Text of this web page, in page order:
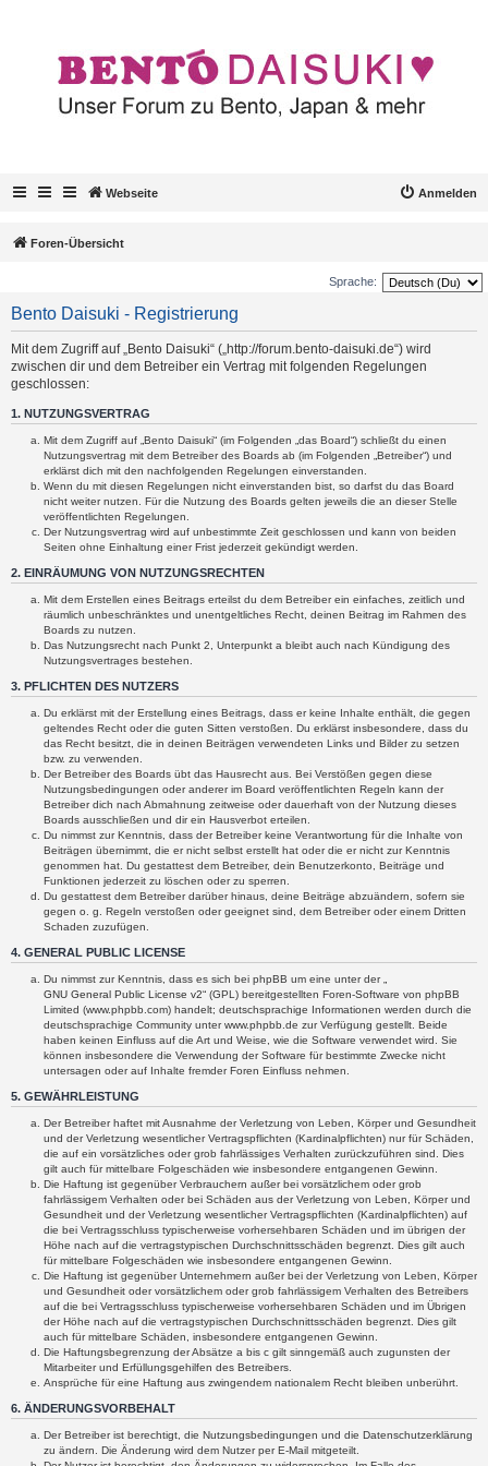
Webseite Anmelden
Foren-Übersicht
Sprache:
Bento Daisuki - Registrierung
Mit dem Zugriff auf „Bento Daisuki“ („http://forum.bento-daisuki.de“) wird
zwischen dir und dem Betreiber ein Vertrag mit folgenden Regelungen
geschlossen:
1. NUTZUNGSVERTRAG
Mit dem Zugriff auf „Bento Daisuki“ (im Folgenden „das Board“) schließt du einen
Nutzungsvertrag mit dem Betreiber des Boards ab (im Folgenden „Betreiber“) und
erklärst dich mit den nachfolgenden Regelungen einverstanden.
Wenn du mit diesen Regelungen nicht einverstanden bist, so darfst du das Board
nicht weiter nutzen. Für die Nutzung des Boards gelten jeweils die an dieser Stelle
veröffentlichten Regelungen.
Der Nutzungsvertrag wird auf unbestimmte Zeit geschlossen und kann von beiden
Seiten ohne Einhaltung einer Frist jederzeit gekündigt werden.
2. EINRÄUMUNG VON NUTZUNGSRECHTEN
Mit dem Erstellen eines Beitrags erteilst du dem Betreiber ein einfaches, zeitlich und
räumlich unbeschränktes und unentgeltliches Recht, deinen Beitrag im Rahmen des
Boards zu nutzen.
Das Nutzungsrecht nach Punkt 2, Unterpunkt a bleibt auch nach Kündigung des
Nutzungsvertrages bestehen.
3. PFLICHTEN DES NUTZERS
Du erklärst mit der Erstellung eines Beitrags, dass er keine Inhalte enthält, die gegen
geltendes Recht oder die guten Sitten verstoßen. Du erklärst insbesondere, dass du
das Recht besitzt, die in deinen Beiträgen verwendeten Links und Bilder zu setzen
bzw. zu verwenden.
Der Betreiber des Boards übt das Hausrecht aus. Bei Verstößen gegen diese
Nutzungsbedingungen oder anderer im Board veröffentlichten Regeln kann der
Betreiber dich nach Abmahnung zeitweise oder dauerhaft von der Nutzung dieses
Boards ausschließen und dir ein Hausverbot erteilen.
Du nimmst zur Kenntnis, dass der Betreiber keine Verantwortung für die Inhalte von
Beiträgen übernimmt, die er nicht selbst erstellt hat oder die er nicht zur Kenntnis
genommen hat. Du gestattest dem Betreiber, dein Benutzerkonto, Beiträge und
Funktionen jederzeit zu löschen oder zu sperren.
Du gestattest dem Betreiber darüber hinaus, deine Beiträge abzuändern, sofern sie
gegen o. g. Regeln verstoßen oder geeignet sind, dem Betreiber oder einem Dritten
Schaden zuzufügen.
4. GENERAL PUBLIC LICENSE
Du nimmst zur Kenntnis, dass es sich bei phpBB um eine unter der „
GNU General Public License v2“ (GPL) bereitgestellten Foren-Software von phpBB
Limited (www.phpbb.com) handelt; deutschsprachige Informationen werden durch die
deutschsprachige Community unter www.phpbb.de zur Verfügung gestellt. Beide
haben keinen Einfluss auf die Art und Weise, wie die Software verwendet wird. Sie
können insbesondere die Verwendung der Software für bestimmte Zwecke nicht
untersagen oder auf Inhalte fremder Foren Einfluss nehmen.
5. GEWÄHRLEISTUNG
Der Betreiber haftet mit Ausnahme der Verletzung von Leben, Körper und Gesundheit
und der Verletzung wesentlicher Vertragspflichten (Kardinalpflichten) nur für Schäden,
die auf ein vorsätzliches oder grob fahrlässiges Verhalten zurückzuführen sind. Dies
gilt auch für mittelbare Folgeschäden wie insbesondere entgangenen Gewinn.
Die Haftung ist gegenüber Verbrauchern außer bei vorsätzlichem oder grob
fahrlässigem Verhalten oder bei Schäden aus der Verletzung von Leben, Körper und
Gesundheit und der Verletzung wesentlicher Vertragspflichten (Kardinalpflichten) auf
die bei Vertragsschluss typischerweise vorhersehbaren Schäden und im übrigen der
Höhe nach auf die vertragstypischen Durchschnittsschäden begrenzt. Dies gilt auch
für mittelbare Folgeschäden wie insbesondere entgangenen Gewinn.
Die Haftung ist gegenüber Unternehmern außer bei der Verletzung von Leben, Körper
und Gesundheit oder vorsätzlichem oder grob fahrlässigem Verhalten des Betreibers
auf die bei Vertragsschluss typischerweise vorhersehbaren Schäden und im Übrigen
der Höhe nach auf die vertragstypischen Durchschnittsschäden begrenzt. Dies gilt
auch für mittelbare Schäden, insbesondere entgangenen Gewinn.
Die Haftungsbegrenzung der Absätze a bis c gilt sinngemäß auch zugunsten der
Mitarbeiter und Erfüllungsgehilfen des Betreibers.
Ansprüche für eine Haftung aus zwingendem nationalem Recht bleiben unberührt.
6. ÄNDERUNGSVORBEHALT
Der Betreiber ist berechtigt, die Nutzungsbedingungen und die Datenschutzerklärung
zu ändern. Die Änderung wird dem Nutzer per E-Mail mitgeteilt.